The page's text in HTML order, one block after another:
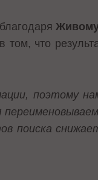
что
поэтому
поиска